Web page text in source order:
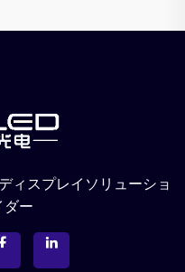
ィスプレイソリューショ
ダー